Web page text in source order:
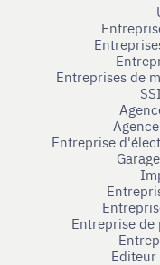
Entreprises de
Entreprise
Entreprise